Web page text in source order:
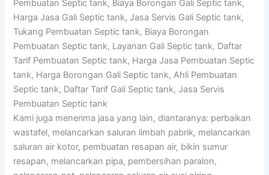
Pembuatan Septic tank, Biaya Borongan Gali Septic tank,
Harga Jasa Gali Septic tank, Jasa Servis Gali Septic tank,
Tukang Pembuatan Septic tank, Biaya Borongan
Pembuatan Septic tank, Layanan Gali Septic tank, Daftar
Tarif Pembuatan Septic tank, Harga Jasa Pembuatan Septic
tank, Harga Borongan Gali Septic tank, Ahli Pembuatan
Septic tank, Daftar Tarif Gali Septic tank, Jasa Servis
Pembuatan Septic tank
Kami juga menerima jasa yang lain, diantaranya: perbaikan
wastafel, melancarkan saluran limbah pabrik, melancarkan
saluran air kotor, pembuatan resapan air, bikin sumur
resapan, melancarkan pipa, pembersihan paralon,